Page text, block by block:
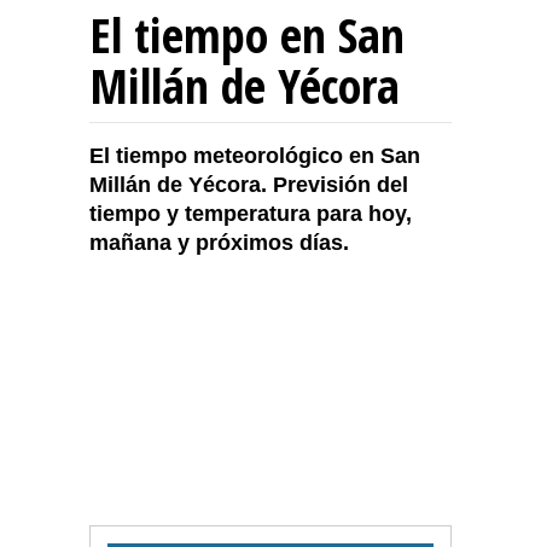
El tiempo en San
Millán de Yécora
El tiempo meteorológico en San
Millán de Yécora. Previsión del
tiempo y temperatura para hoy,
mañana y próximos días.